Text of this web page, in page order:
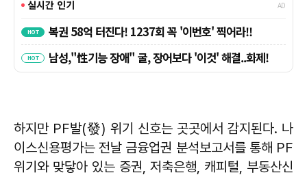
하지만 PF발(發) 위기 신호는 곳곳에서 감지된다. 나
이스신용평가는 전날 금융업권 분석보고서를 통해 PF
위기와 맞닿아 있는 증권, 저축은행, 캐피털, 부동산신